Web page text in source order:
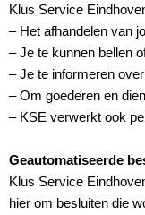
Klus Service
– Het afhandelen van
– Je te kunnen bellen
– Je te informeren
– Om goederen en
– KSE verwerkt ook
Geautomatiseerde
Klus Service
hier om besluiten die